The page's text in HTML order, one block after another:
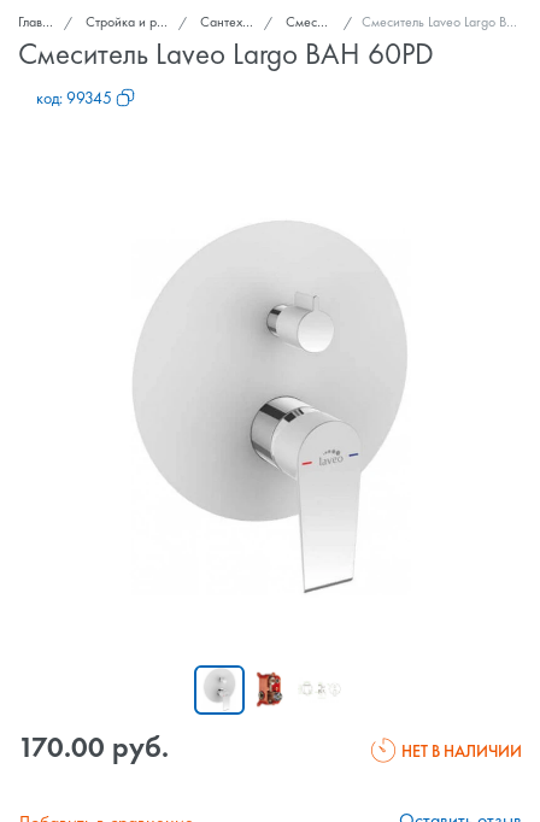
Главная Стройка и ремонт Сантехника Смесители Смеситель Laveo Largo BAH 60PD
Смеситель Laveo Largo BAH 60PD
код:99345
170.00 руб. НЕТ В НАЛИЧИИ